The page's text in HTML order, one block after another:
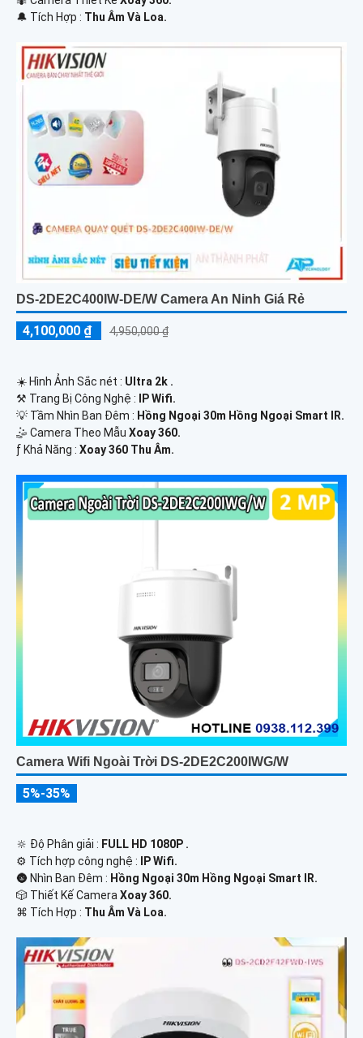
️🔔 Tích Hợp : Thu Âm Và Loa.
DS-2DE2C400IW-DE/W Camera An Ninh Giá Rẻ
4,100,000 ₫ 4,950,000 ₫
☀️ Hình Ảnh Sắc nét : Ultra 2k .
⚒ Trang Bị Công Nghệ :
IP Wifi.
💡 Tầm Nhìn Ban Đêm : Hồng Ngoại 30m Hồng Ngoại Smart IR.
🤹 Camera Theo Mẫu Xoay 360.
️ƒ Khả Năng : Xoay 360 Thu Âm.
Camera Wifi Ngoài Trời DS-2DE2C200IWG/W
5%-35%
🔆 Độ Phân giải : FULL HD 1080P .
⚙ Tích hợp công nghệ :
IP Wifi.
🌚 Nhìn Ban Đêm : Hồng Ngoại 30m Hồng Ngoại Smart IR.
🎲 Thiết Kế Camera Xoay 360.
️⌘ Tích Hợp : Thu Âm Và Loa.